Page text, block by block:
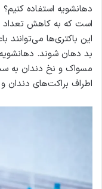
دهانشویه استفاده
است که به کاهش
این باکتری‌ها می‌توانند
بد دهان شوند.
مسواک و نخ دندان به
اطراف براکت‌های دندان